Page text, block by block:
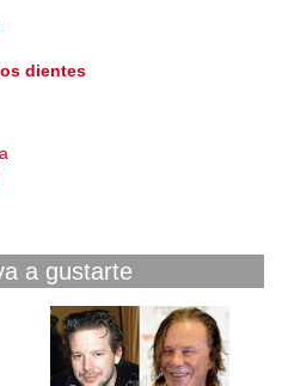
dientes
a gustarte